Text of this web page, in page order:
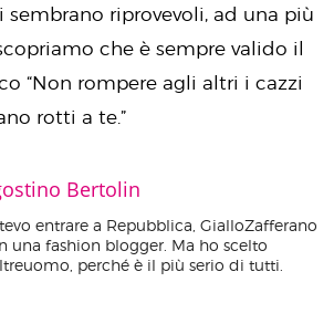
riprovevoli, ad una più
che è sempre valido il
“Non rompere agli altri i cazzi
rotti a te.”
Bertolin
entrare a Repubblica, GialloZafferano
una fashion blogger. Ma ho scelto
perché è il più serio di tutti.